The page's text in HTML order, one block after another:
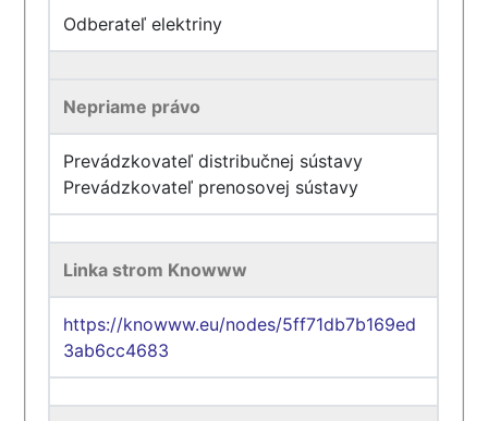
Odberateľ elektriny
Nepriame právo
Prevádzkovateľ distribučnej sústavy
Prevádzkovateľ prenosovej sústavy
Linka strom Knowww
https://knowww.eu/nodes/5ff71db7b169ed
3ab6cc4683